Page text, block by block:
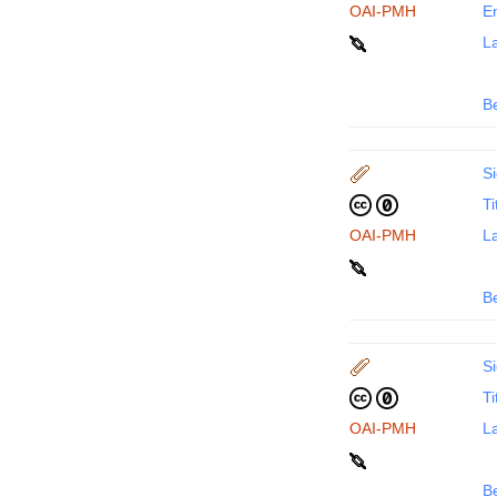
OAI-PMH
OAI-PMH
OAI-PMH